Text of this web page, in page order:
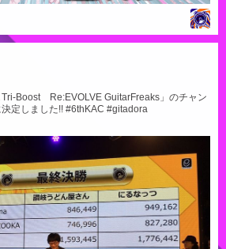
Tri-Boost Re:EVOLVE GuitarFreaks」のチャン
定しました!! #6thKAC #gitadora